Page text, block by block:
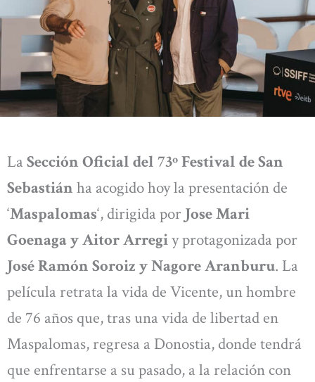
La Sección Oficial del 73º Festival de San
Sebastián ha acogido hoy la presentación de
‘Maspalomas‘, dirigida por Jose Mari
Goenaga y Aitor Arregiy protagonizada por
José Ramón Soroiz y Nagore Aranburu. La
película retrata la vida de Vicente, un hombre
de 76 años que, tras una vida de libertad en
Maspalomas, regresa a Donostia, donde tendrá
que enfrentarse a su pasado, a la relación con